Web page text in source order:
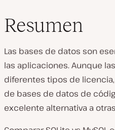
Resumen
Las bases de datos son
las aplicaciones. Aunque
diferentes tipos de
de bases de datos de
excelente alternativa a